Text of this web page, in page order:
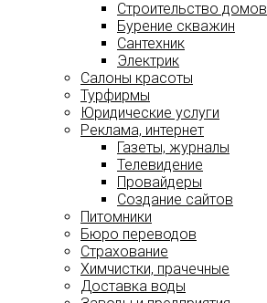
Строительство домов
Бурение скважин
Сантехник
Электрик
Салоны красоты
Турфирмы
Юридические услуги
Реклама, интернет
Газеты, журналы
Телевидение
Провайдеры
Создание сайтов
Питомники
Бюро переводов
Страхование
Химчистки, прачечные
Доставка воды